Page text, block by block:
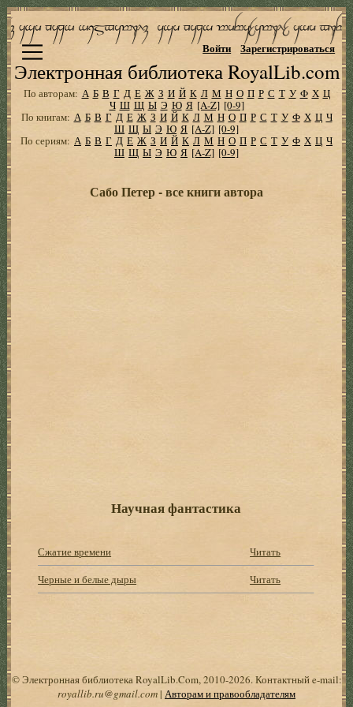
Электронная библиотека RoyalLib.com
Войти Зарегистрироваться
По авторам: А Б В Г Д Е Ж З И Й К Л М Н О П Р С Т У Ф Х Ц
Ч Ш Щ Ы Э Ю Я [A-Z] [0-9]
По книгам: А Б В Г Д Е Ж З И Й К Л М Н О П Р С Т У Ф Х Ц Ч
Ш Щ Ы Э Ю Я [A-Z] [0-9]
По сериям: А Б В Г Д Е Ж З И Й К Л М Н О П Р С Т У Ф Х Ц Ч
Ш Щ Ы Э Ю Я [A-Z] [0-9]
Сабо Петер - все книги автора
Научная фантастика
Сжатие времени
Читать
Черные и белые дыры
Читать
© Электронная библиотека RoyalLib.Com, 2010-2026. Контактный e-mail:
royallib.ru@gmail.com| Авторам и правообладателям